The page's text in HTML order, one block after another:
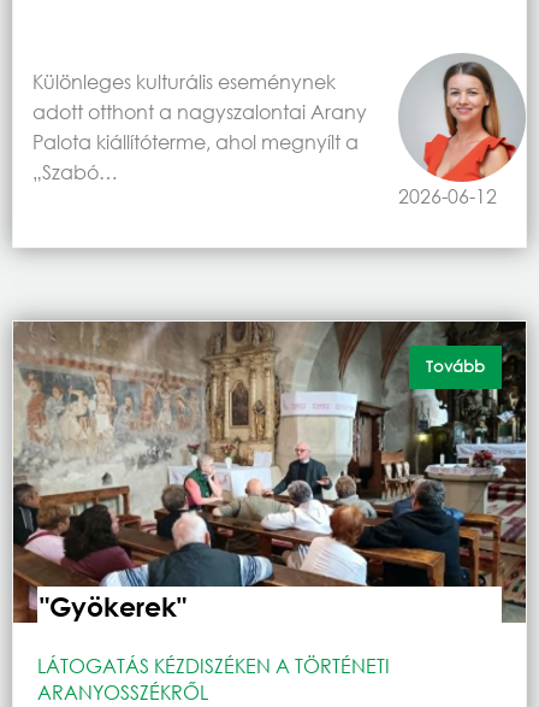
2026-06-12
Különleges kulturális eseménynek
adott otthont a nagyszalontai Arany
Palota kiállítóterme, ahol megnyílt a
„Szabó…
"Gyökerek"
LÁTOGATÁS KÉZDISZÉKEN A TÖRTÉNETI
ARANYOSSZÉKRŐL
Tovább